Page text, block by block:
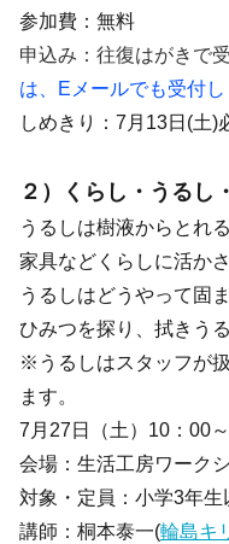
参加費：無料
申込み：往復はがきで
は、Eメールでも受付し
しめきり：7月13日(土)
２）くらし・うるし
うるしは樹液からとれ
家具などくらしに活か
うるしはどうやって固
ひみつを探り、拭きう
※うるしはスタッフが
ます。
7月27日（土）10：00
会場：生活工房ワーク
対象・定員：小学3年生
講師：桐本泰一(輪島キ